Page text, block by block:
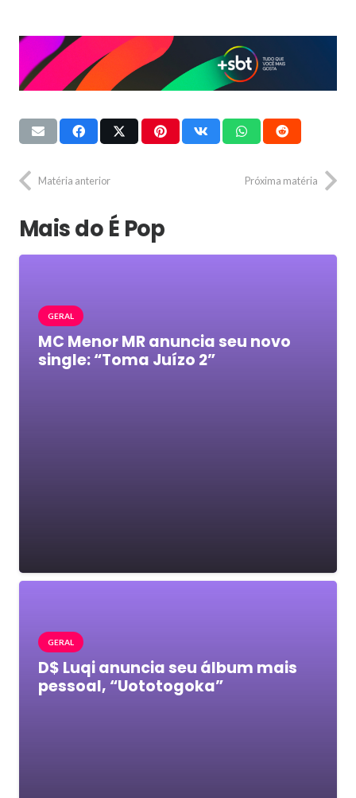
Matéria anterior Próxima matéria
Mais do É Pop
GERAL
MC Menor MR anuncia seu novo
single: “Toma Juízo 2”
GERAL
D$ Luqi anuncia seu álbum mais
pessoal, “Uototogoka”